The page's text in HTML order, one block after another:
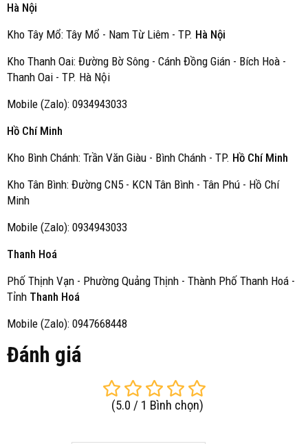
Hà Nội
Kho Tây Mổ: Tây Mổ - Nam Từ Liêm - TP. Hà Nội
Kho Thanh Oai: Đường Bờ Sông - Cánh Đồng Gián - Bích Hoà -
Thanh Oai - TP. Hà Nội
Mobile (Zalo): 0934943033
Hồ Chí Minh
Kho Bình Chánh: Trần Văn Giàu - Bình Chánh - TP. Hồ Chí Minh
Kho Tân Bình: Đường CN5 - KCN Tân Bình - Tân Phú - Hồ Chí
Minh
Mobile (Zalo): 0934943033
Thanh Hoá
Phố Thịnh Vạn - Phường Quảng Thịnh - Thành Phố Thanh Hoá -
Tỉnh Thanh Hoá
Mobile (Zalo): 0947668448
Đánh giá
(5.0 / 1 Bình chọn)